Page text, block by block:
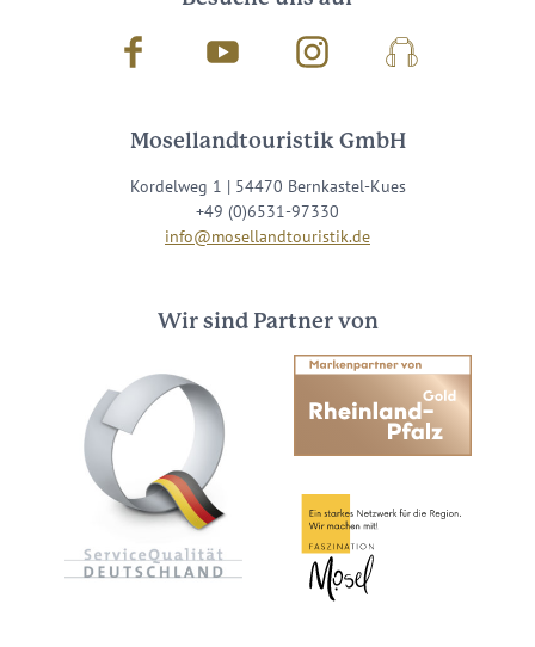
Facebook Youtube InstagramPodcast
Mosellandtouristik GmbH
Kordelweg 1 | 54470 Bernkastel-Kues
+49 (0)6531-97330
info@mosellandtouristik.de
Wir sind Partner von